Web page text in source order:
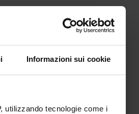
Informazioni sui cookie
utilizzando tecnologie come i
in Communication Studies